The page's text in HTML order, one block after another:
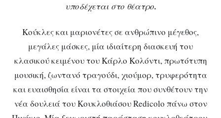
υποδέχεται στο θέατρο.
Κούκλες και μαριονέτες σε ανθρώπινο μέγεθος,
μεγάλες μάσκες, μία ιδιαίτερη διασκευή του
κλασικού κειμένου του Κάρλο Κολόντι, πρωτότυπη
μουσική, ζωντανό τραγούδι, χιούμορ, τρυφερότητα
και ευαισθησία είναι τα στοιχεία που συνθέτουν την
νέα δουλειά του Κουκλοθιάσου Redicolo πάνω στον